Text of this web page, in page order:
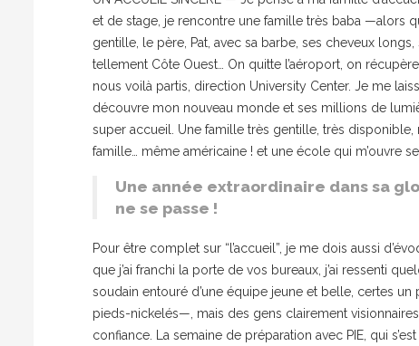
et de stage, je rencontre une famille très baba —alors
gentille, le père, Pat, avec sa barbe, ses cheveux
tellement Côte Ouest… On quitte l’aéroport, on
nous voilà partis, direction University Center. Je me
découvre mon nouveau monde et ses millions de
super accueil. Une famille très gentille, très
famille… même américaine ! et une école qui m’ouvre
Une année extraordinaire dans sa
ne se passe !
Pour être complet sur “l’accueil”, je me dois aussi
que j’ai franchi la porte de vos bureaux, j’ai ressenti
soudain entouré d’une équipe jeune et belle, certes
pieds-nickelés—, mais des gens clairement
confiance. La semaine de préparation avec PIE, qui